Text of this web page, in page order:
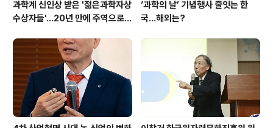
과학계 신인상 받은 '젊은과학자상
수상자들'…20년 만에 주역으로
‘과학의 날’ 기념행사 줄잇는 한
국…해외는?